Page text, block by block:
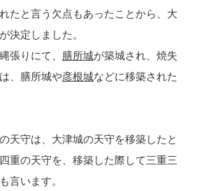
たと言う欠点もあったことから、大
決定しました。
張りにて、 膳所城が築城され、焼失
、膳所城や彦根城などに移築された
の天守は、大津城の天守を移築したと
重の天守を、移築した際して三重三
言います。